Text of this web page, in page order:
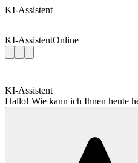
KI-Assistent
KI-AssistentOnline
KI-Assistent
Hallo! Wie kann ich Ihnen heute